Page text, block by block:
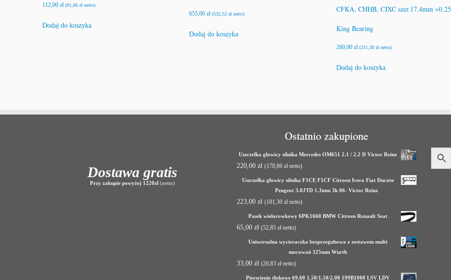
112,00 zł (91,06 zł netto)
Dodaj do koszyka
655,00zł (532,52zł netto)
Dodaj do koszyka
CFKA, CHHB, CJXC szer.17.4mm +0.25
King Bearing
260,00 zł (211,38 złnetto)
Dodaj do koszyka
Dostawa gratis
Przy zakupie powyżej 1220zł(netto)
Ostatnio zakupione
Uszczelka głowicy silnika Mercedes OM651 2.1 / 2.2 D Victor Reinz
220,00 zł (178,86 zł netto)
Uszczelka głowicy silnika F1CE F1CF Citroen Iveco Fiat Ducato
Peugeot 3.0JTD 1.3mm 3k 06- Victor Reinz
223,00 zł (181,30 zł netto)
Pasek wielorowkowy 6PK1660 BMW Citroen Renault Seat
65,00 zł (52,85 zł netto)
Uniwersalna wycieraczka bezprzegubowa z zestawem multi
mocowań 325mm Wurth
33,00 zł (26,83 zł netto)
Pierscienie tłokowe 69.60 1.50/1.50/2.00 199B1000 LSV LDV